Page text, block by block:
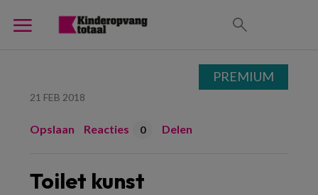
21 FEB 2018
Opslaan Reacties 0 Delen
Toilet kunst
PREMIUM